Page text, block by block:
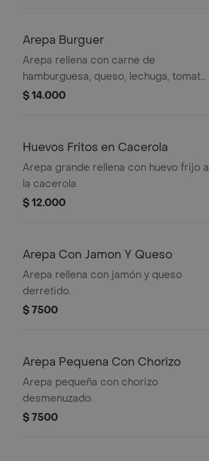
Arepa Burguer
Arepa rellena con carne de
hamburguesa, queso, lechuga, tomate
y cebolla.
$ 14.000
Huevos Fritos en Cacerola
Arepa grande rellena con huevo frijo a
la cacerola
$ 12.000
Arepa Con Jamon Y Queso
Arepa rellena con jamón y queso
derretido.
$ 7500
Arepa Pequena Con Chorizo
Arepa pequeña con chorizo
desmenuzado.
$ 7500